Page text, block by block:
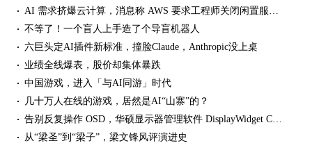
不等了！一个盲人上手造了个导盲机器人
六巨头定AI插件新标准，撞脸Claude，Anthropic没上桌
业绩全线爆表，股价却集体暴跌
中国游戏，进入「与AI同游」时代
几十万人在线的游戏，居然是AI“山寨”的？
从“梁圣”到“梁子”，梁文锋风评演进史